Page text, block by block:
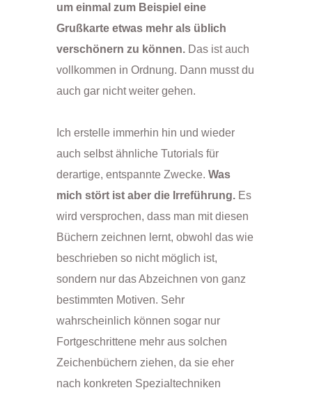
um einmal zum Beispiel eine
Grußkarte etwas mehr als üblich
verschönern zu können.Das ist auch
vollkommen in Ordnung. Dann musst du
auch gar nicht weiter gehen.
Ich erstelle immerhin hin und wieder
auch selbst ähnliche Tutorials für
derartige, entspannte Zwecke. Was
mich stört ist aber die Irreführung.Es
wird versprochen, dass man mit diesen
Büchern zeichnen lernt, obwohl das wie
beschrieben so nicht möglich ist,
sondern nur das Abzeichnen von ganz
bestimmten Motiven. Sehr
wahrscheinlich können sogar nur
Fortgeschrittene mehr aus solchen
Zeichenbüchern ziehen, da sie eher
nach konkreten Spezialtechniken